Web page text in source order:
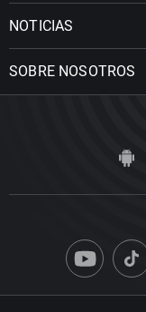
NOTICIAS
SOBRE NOSOTROS